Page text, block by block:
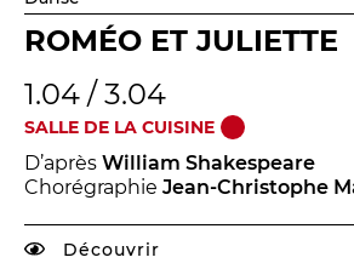
ROMÉO ET JULIETTE
1.04 / 3.04
SALLE DE LA CUISINE
D’après William Shakespeare
Chorégraphie Jean-Christophe
Découvrir